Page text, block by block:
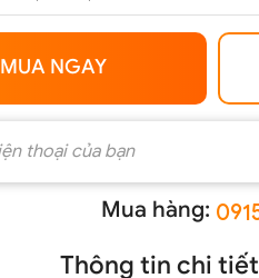
MUA NGAY
Mua hàng:
Thông tin chi